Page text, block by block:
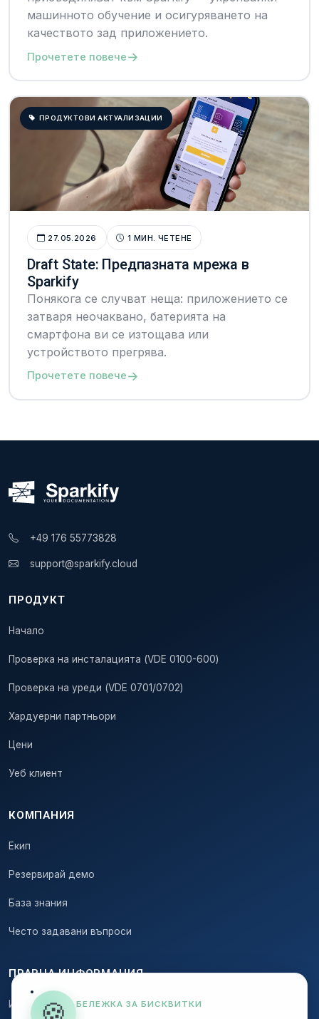
БЕЛЕЖКА ЗА БИСКВИТКИ
машинното обучение и осигуряването на
качеството зад приложението.
Прочетете повече→
ПРОДУКТОВИ АКТУАЛИЗАЦИИ
27.05.2026 1 МИН. ЧЕТЕНЕ
Draft State: Предпазната мрежа в
Sparkify
Понякога се случват неща: приложението се
затваря неочаквано, батерията на
смартфона ви се изтощава или
устройството прегрява.
Прочетете повече→
+49 176 55773828
support@sparkify.cloud
ПРОДУКТ
Начало
Проверка на инсталацията (VDE 0100-600)
Проверка на уреди (VDE 0701/0702)
Хардуерни партньори
Цени
Уеб клиент
КОМПАНИЯ
Екип
Резервирай демо
База знания
Често задавани въпроси
ПРАВНА ИНФОРМАЦИЯ
Импресум